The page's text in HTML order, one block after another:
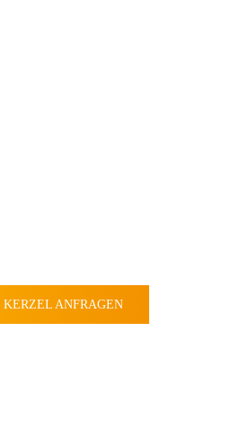
KERZEL ANFRAGEN